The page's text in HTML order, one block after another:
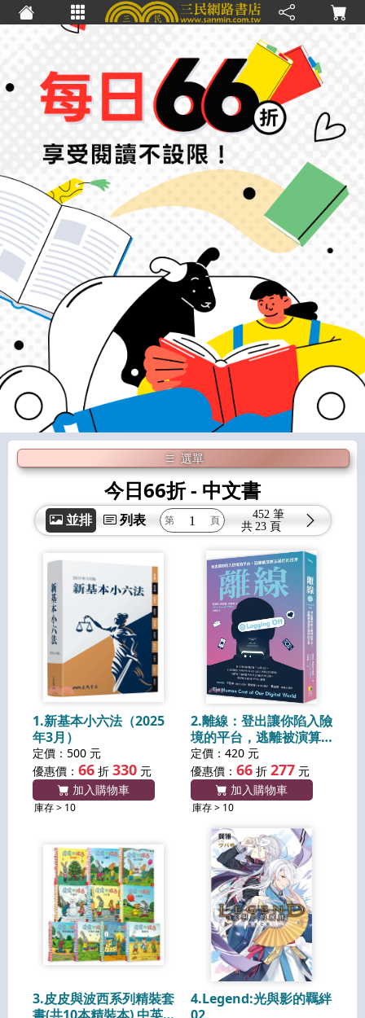
選單
今日66折- 中文書
並排 列表 共
452 筆
23 頁
1.新基本小六法（2025
年3月）
定價：500 元
優惠價： 66 折 330 元
加入購物車
庫存 > 10
2.離線：登出讓你陷入險
境的平台，逃離被演算
法操控的日常
定價：420 元
優惠價： 66 折 277 元
加入購物車
庫存 > 10
3.皮皮與波西系列精裝套
4.Legend:光與影的羈絆